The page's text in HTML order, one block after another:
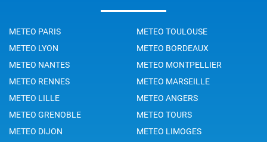
METEO PARIS
METEO TOULOUSE
METEO LYON
METEO BORDEAUX
METEO NANTES
METEO MONTPELLIER
METEO RENNES
METEO MARSEILLE
METEO LILLE
METEO ANGERS
METEO GRENOBLE
METEO TOURS
METEO DIJON
METEO LIMOGES